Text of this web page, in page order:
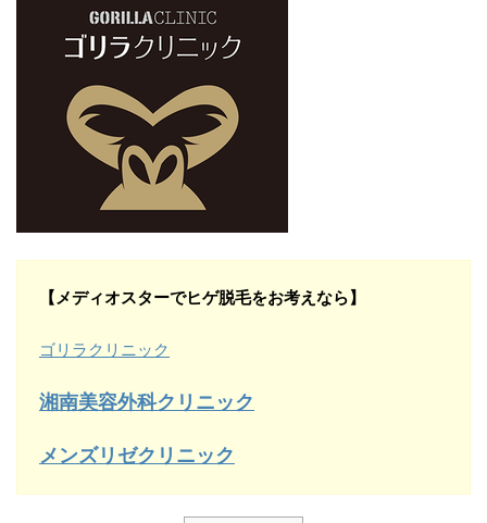
【メディオスターでヒゲ脱毛をお考えなら】
ゴリラクリニック
湘南美容外科クリニック
メンズリゼクリニック